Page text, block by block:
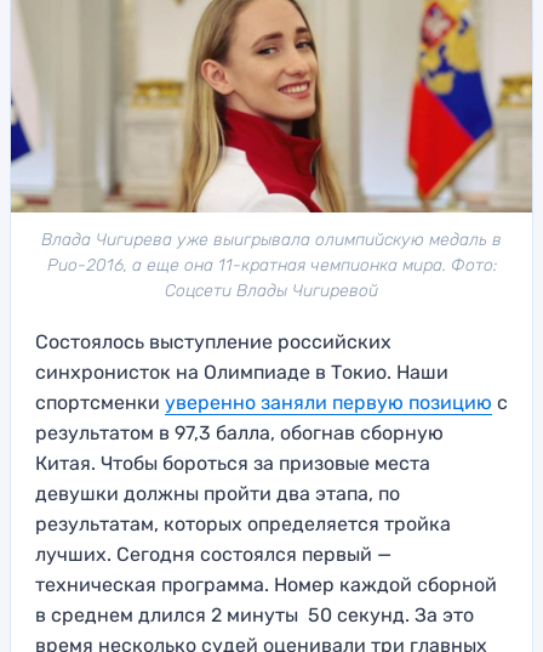
Влада Чигирева уже выигрывала олимпийскую медаль в
Рио-2016, а еще она 11-кратная чемпионка мира. Фото:
Соцсети Влады Чигиревой
Состоялось выступление российских
синхронисток на Олимпиаде в Токио. Наши
спортсменки уверенно заняли первую позицию с
результатом в 97,3 балла, обогнав сборную
Китая. Чтобы бороться за призовые места
девушки должны пройти два этапа, по
результатам, которых определяется тройка
лучших. Сегодня состоялся первый —
техническая программа. Номер каждой сборной
в среднем длился 2 минуты 50 секунд. За это
время несколько судей оценивали три главных